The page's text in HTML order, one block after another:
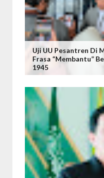
Uji UU Pesantren Di
Frasa “Membantu”
1945